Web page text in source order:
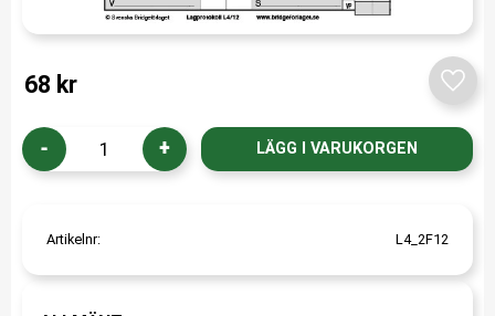
68 kr
+
-
Artikelnr L4_2F12